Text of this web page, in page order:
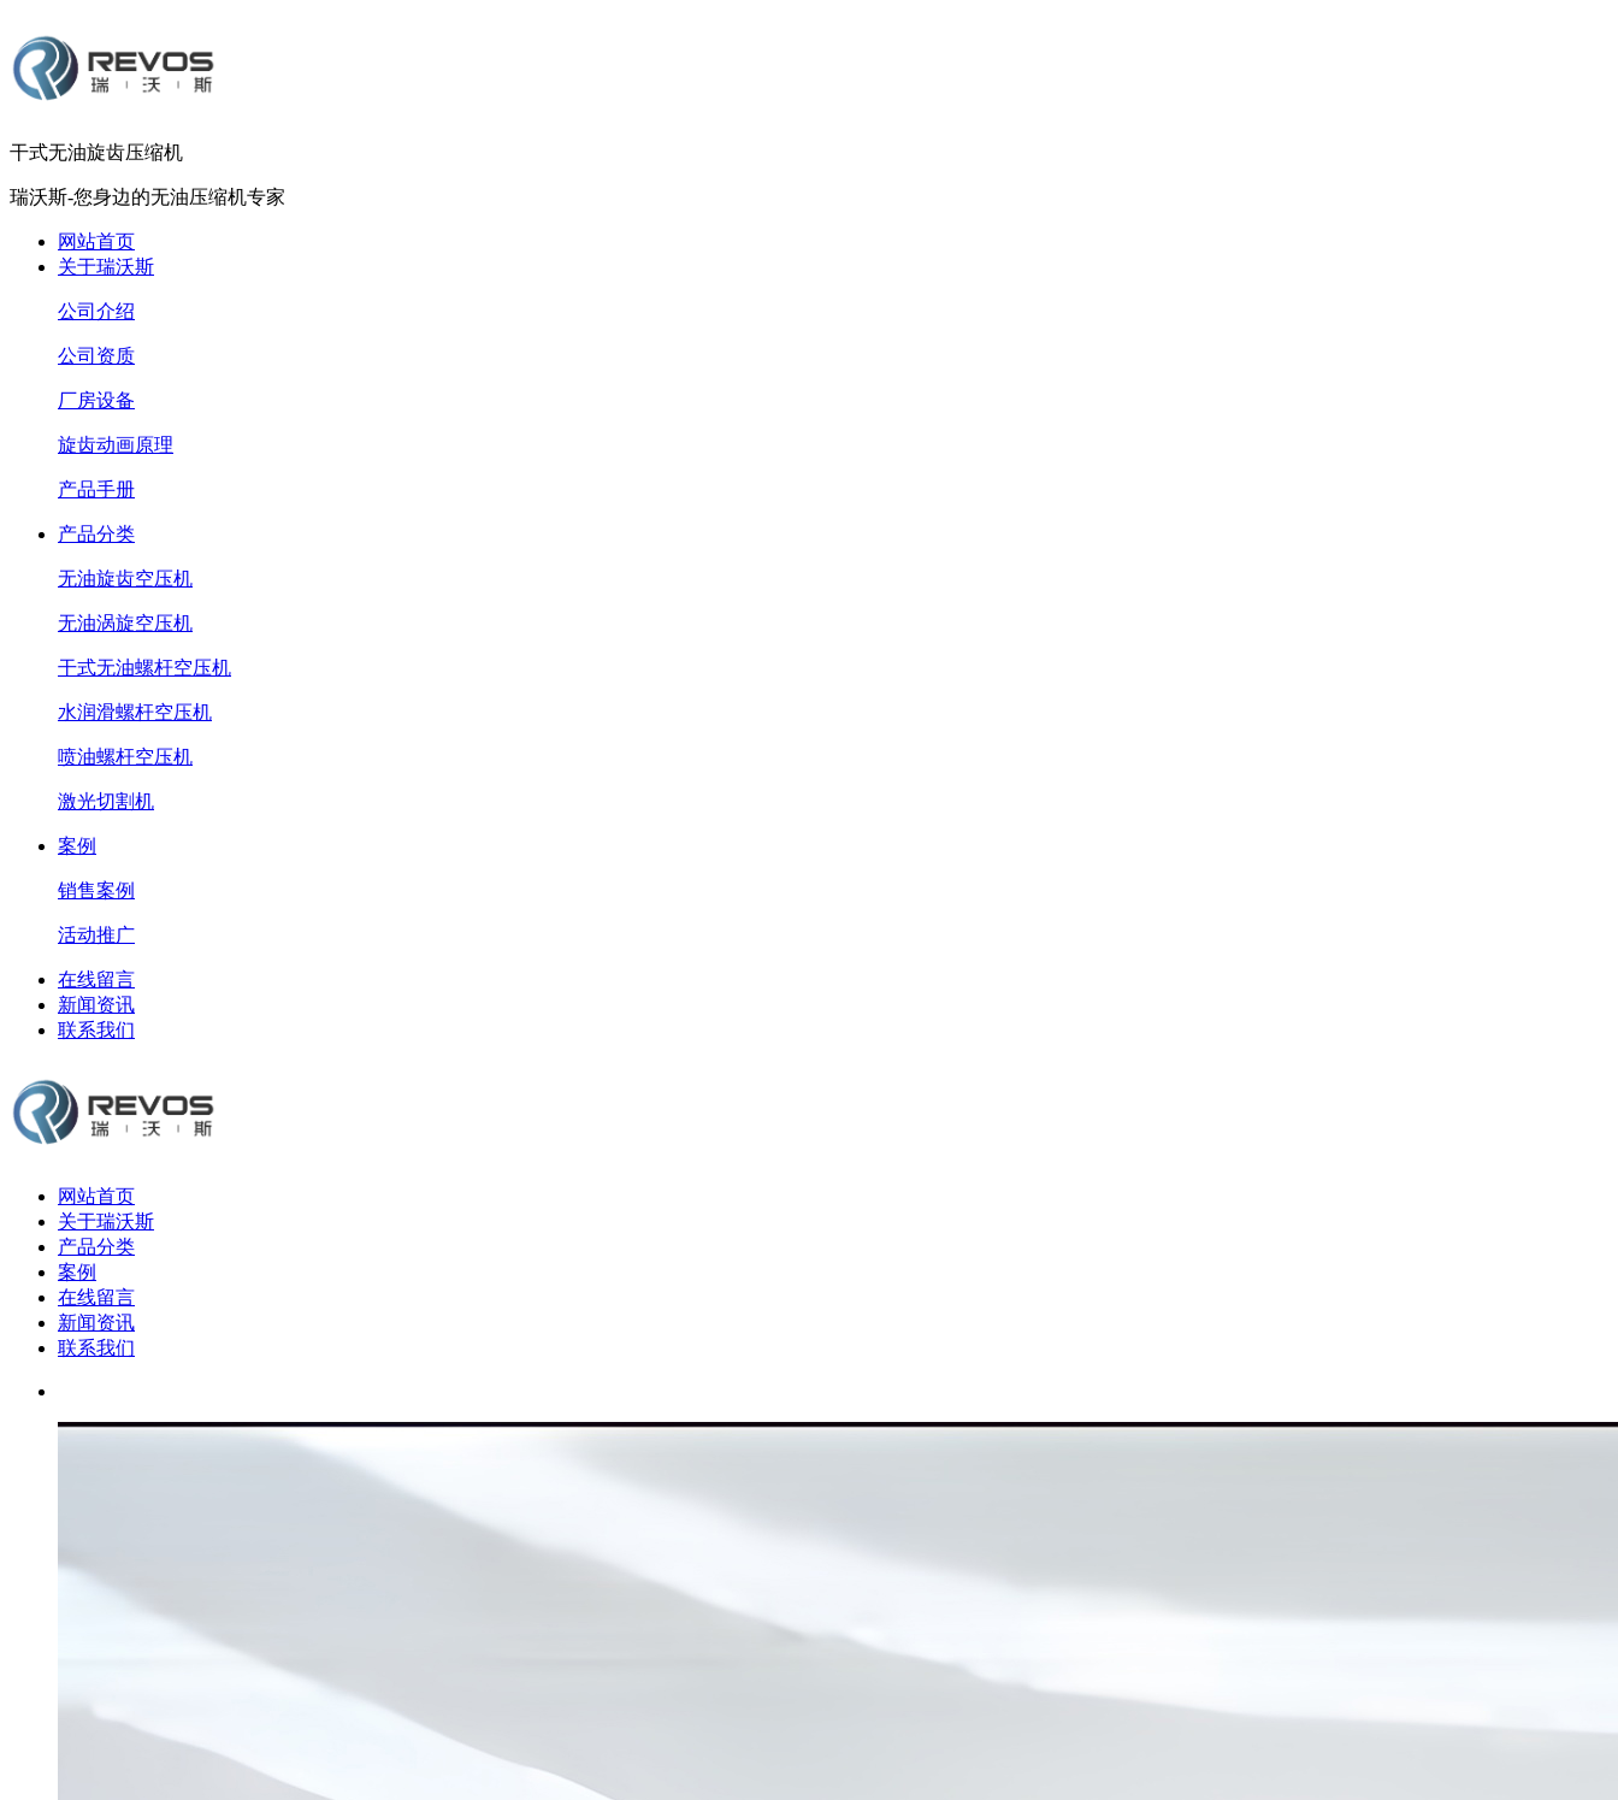
干式无油旋齿压缩机
瑞沃斯-您身边的无油压缩机专家
网站首页
关于瑞沃斯
公司介绍
公司资质
厂房设备
旋齿动画原理
产品手册
产品分类
无油旋齿空压机
无油涡旋空压机
干式无油螺杆空压机
水润滑螺杆空压机
喷油螺杆空压机
激光切割机
案例
销售案例
活动推广
在线留言
新闻资讯
联系我们
网站首页
关于瑞沃斯
产品分类
案例
在线留言
新闻资讯
联系我们